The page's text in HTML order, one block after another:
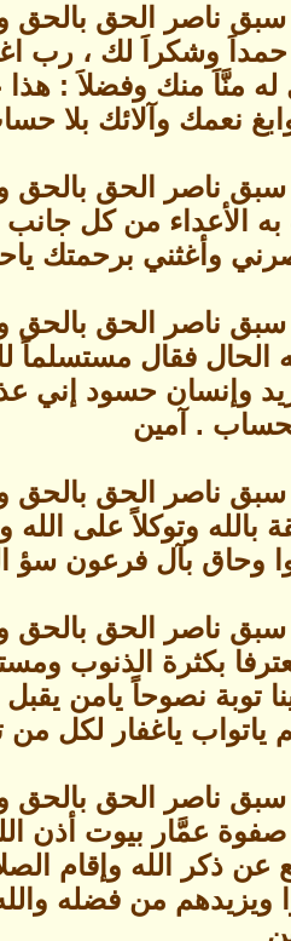
سبق ناصر الحق
حمداَ وشكراَ لك ، رب
منَّاَ منك وفضلاَ : هذا
نعمك وآلائك بلا
سبق ناصر الحق
الأعداء من كل جانب
وأغثني برحمتك
سبق ناصر الحق
فقال مستسلماً
وإنسان حسود إني
. آمين
سبق ناصر الحق
وتوكلاً على الله
وحاق بآل فرعون سؤ
سبق ناصر الحق
بكثرة الذنوب
نصوحاً يامن يقبل
ياغفار لكل من
سبق ناصر الحق
عمَّار بيوت أذن
ذكر الله وإقام
ويزيدهم من فضله